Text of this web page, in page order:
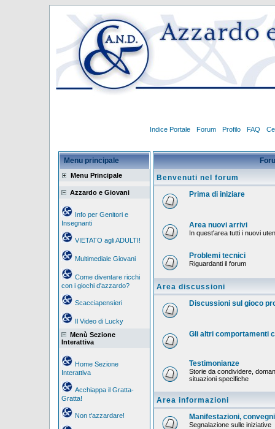
Indice Portale Forum Profilo FAQ
Menu principale
Menu Principale
Azzardo e Giovani
Info per Genitori e
Insegnanti
VIETATO agli ADULTI!
Multimediale Giovani
Come diventare ricchi
con i giochi d'azzardo?
Scacciapensieri
Il Video di Lucky
Menù Sezione
Interattiva
Home Sezione
Interattiva
Acchiappa il Gratta-
Gratta!
Non t'azzardare!
Benvenuti nel forum
Prima di iniziare
Area nuovi arrivi
In quest'area tutti i nuovi
Problemi tecnici
Riguardanti il forum
Area discussioni
Discussioni sul gioco
Gli altri comportamenti
Testimonianze
Storie da condividere,
situazioni specifiche
Area informazioni
Manifestazioni,
Segnalazione sulle iniziative